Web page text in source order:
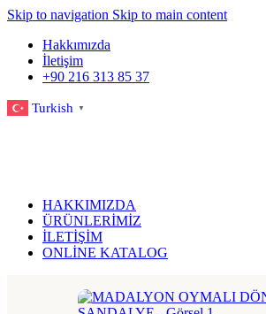
Skip to navigation Skip to main content
Hakkımızda
İletişim
+90 216 313 85 37
Turkish ▼
HAKKIMIZDA
ÜRÜNLERİMİZ
İLETİŞİM
ONLİNE KATALOG